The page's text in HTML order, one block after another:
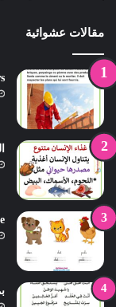
مقالات عشوائية